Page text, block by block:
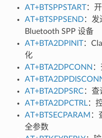
AT+BTSPPSTART：
AT+BTSPPSEND：发
Bluetooth SPP 设备
AT+BTA2DPINIT：
化
AT+BTA2DPCONN
AT+BTA2DPSRC：查
AT+BTA2DPCTRL：
AT+BTSECPARAM ：
全参数